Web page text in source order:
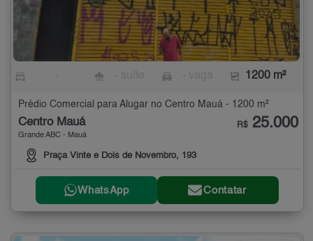
1200 m²
Prédio Comercial para Alugar no Centro Mauá - 1200 m²
Centro Mauá
Grande ABC - Mauá
Praça Vinte e Dois de Novembro, 193
R$ 25.000
WhatsApp Contatar